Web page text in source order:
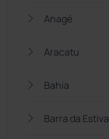
Anagé
Aracatu
Bahia
Barra da Estiva